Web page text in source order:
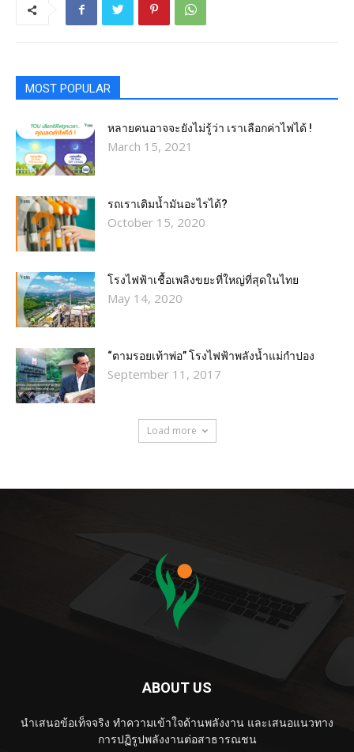
MOST POPULAR
หลายคนอาจจะยังไม่รู้ว่า เราเลือกค่าไฟได้ !
March 15, 2021
รถเราเติมน้ำมันอะไรได้?​
October 15, 2020
โรงไฟฟ้าเชื้อเพลิงขยะที่ใหญ่ที่สุดในไทย
May 14, 2020
“ตามรอยเท้าพ่อ” โรงไฟฟ้าพลังน้ำแม่กำปอง
September 11, 2017
Load more
ABOUT US
นำเสนอข้อเท็จจริง ทำความเข้าใจด้านพลังงาน และเสนอแนวทาง
การปฏิรูปพลังงานต่อสาธารณชน